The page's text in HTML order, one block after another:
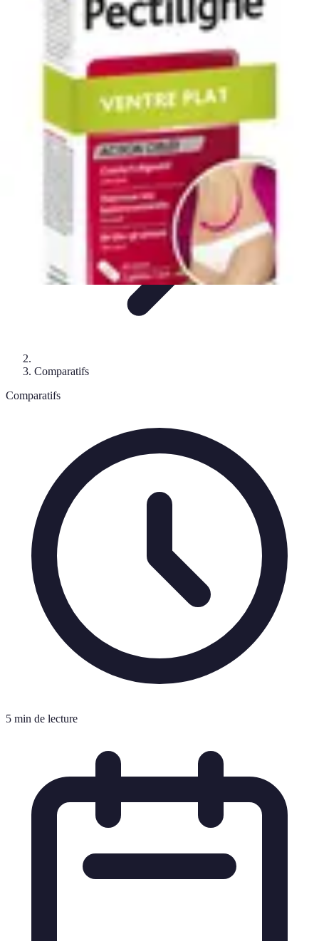
Supermarché Online
Astuces pratiques
Conseils pratiquesTendancesAstuces et
Supermarché Online
Comparatifs
Comparatifs
5 min de lecture